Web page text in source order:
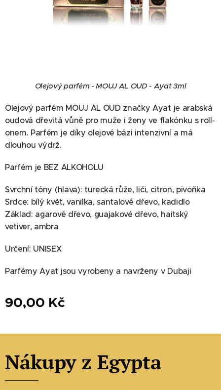
Olejový parfém - MOUJ AL OUD - Ayat 3ml
Olejový parfém MOUJ AL OUD značky Ayat je arabská
oudová dřevitá vůně pro muže i ženy ve flakónku s roll-
onem. Parfém je díky olejové bázi intenzivní a má
dlouhou výdrž.
Parfém je BEZ ALKOHOLU
Svrchní tóny (hlava): turecká růže, liči, citron, pivoňka
Srdce: bílý květ, vanilka, santalové dřevo, kadidlo
Základ: agarové dřevo, guajakové dřevo, haitský
vetiver, ambra
Určení: UNISEX
Parfémy Ayat jsou vyrobeny a navrženy v Dubaji
90,00 Kč
Nákupy z Egypta